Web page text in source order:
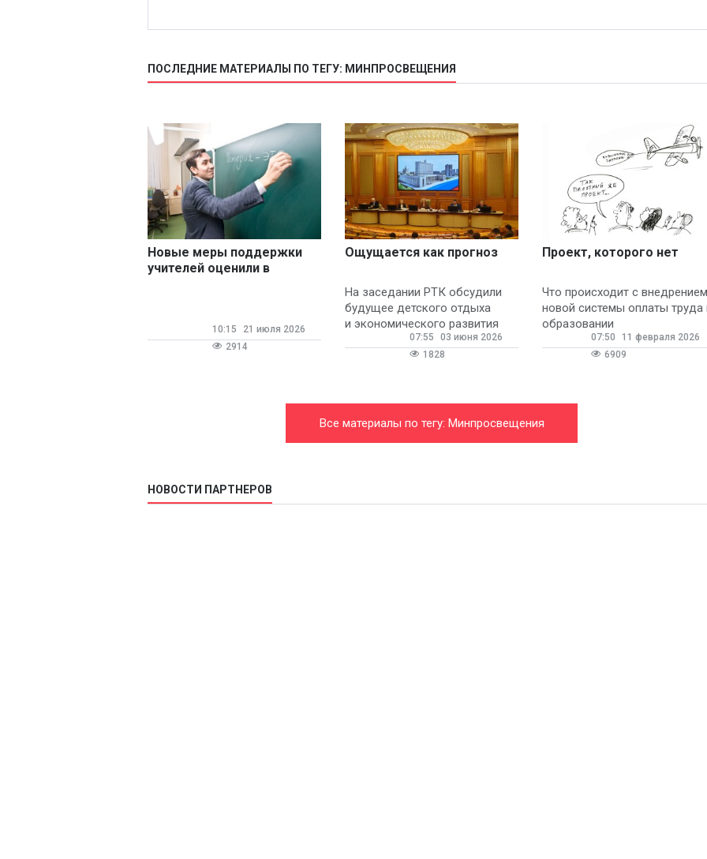
ПОСЛЕДНИЕ МАТЕРИАЛЫ ПО ТЕГУ: МИНПРОСВЕЩЕНИЯ
Новые меры поддержки
учителей оценили в
10:15
21 июля 2026
2914
Ощущается как прогноз
На заседании РТК обсудили
будущее детского отдыха
и экономического развития
07:55
03 июня 2026
1828
Проект, которого нет
Что происходит с внедрением
новой системы оплаты труда
образовании
07:50
11 февраля 2026
6909
Все материалы по тегу: Минпросвещения
НОВОСТИ ПАРТНЕРОВ